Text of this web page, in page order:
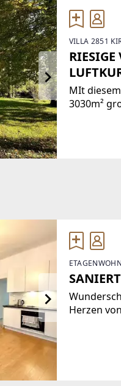
VILLA 2851
MIt
3030m²
in der
1972 in
Herzen